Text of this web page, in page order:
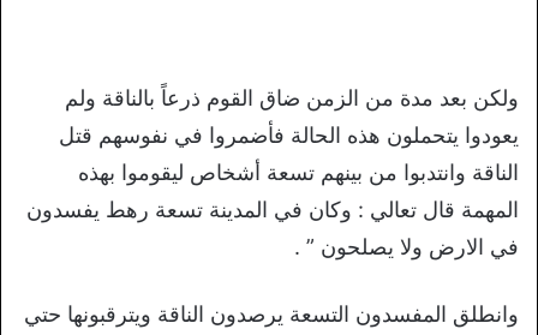
ولكن بعد مدة من الزمن ضاق القوم ذرعاً بالناقة ولم
يعودوا يتحملون هذه الحالة فأضمروا في نفوسهم قتل
الناقة وانتدبوا من بينهم تسعة أشخاص ليقوموا بهذه
المهمة قال تعالي : وكان في المدينة تسعة رهط يفسدون
في الارض ولا يصلحون ” .
وانطلق المفسدون التسعة يرصدون الناقة ويترقبونها حتي